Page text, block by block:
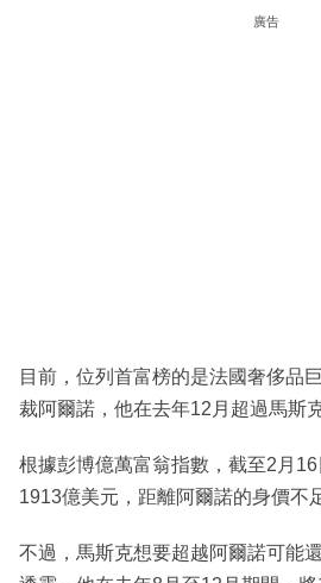
廣告
目前，位列首富榜的是法國奢侈品
裁阿爾諾，他在去年12月超過馬斯
根據彭博億萬富翁指數，截至2月
1913億美元，距離阿爾諾的身價不
不過，馬斯克想要超越阿爾諾可能